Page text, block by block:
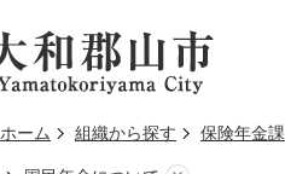
ホーム 組織から探す 保険年金課